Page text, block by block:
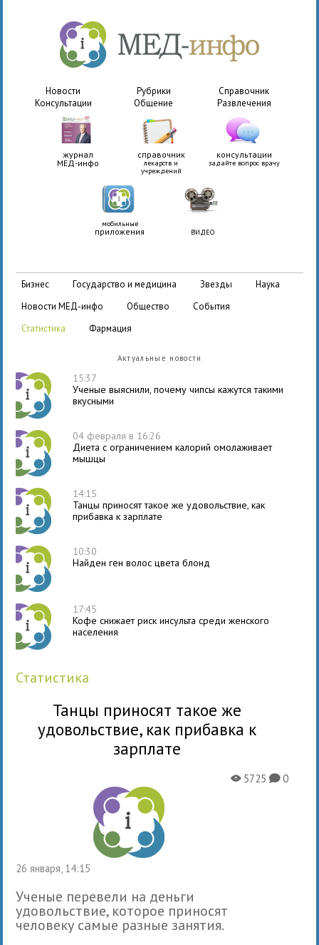
Новости Рубрики
Справочник
Консультации
Общение Развлечения
журнал
МЕД-инфо
справочник
лекарств и
учреждений
консультации
задайте вопрос врачу
мобильные
приложения ВИДЕО
бизнес государство и медицина звезды
наука
новости МЕД-инфо
общество
события
статистика
фармация
Актуальные новости
15:37
Ученые выяснили, почему чипсы кажутся такими
вкусными
04 февраля в 16:26
Диета с ограничением калорий омолаживает
мышцы
14:15
Танцы приносят такое же удовольствие, как
прибавка к зарплате
10:30
Найден ген волос цвета блонд
17:45
Кофе снижает риск инсульта среди женского
населения
статистика
Танцы приносят такое же
удовольствие, как прибавка к
зарплате
26 января, 14:15
X5725K0
Ученые перевели на деньги
удовольствие, которое приносят
человеку самые разные занятия.